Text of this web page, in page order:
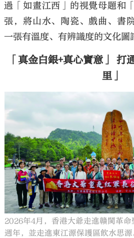
過「如畫江西」的視覺母題和
張，將山水、陶瓷、戲曲、書
一張有溫度、有辨識度的文化圖
「真金白銀+真心實意」 打
里」
2026年4月，香港大爺走進贛閩革
週年，並走進東江源保護區飲水思源